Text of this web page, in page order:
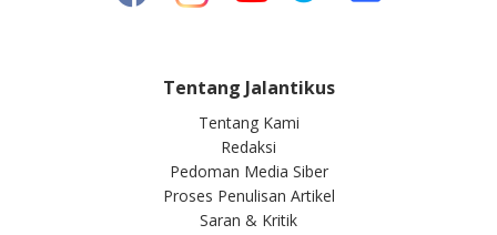
Tentang Jalantikus
Tentang Kami
Redaksi
Pedoman Media Siber
Proses Penulisan Artikel
Saran & Kritik